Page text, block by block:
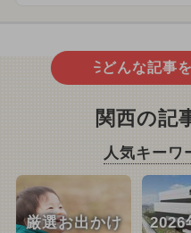
どんな記事
関西の記
人気キーワ
厳選お出かけ
2026